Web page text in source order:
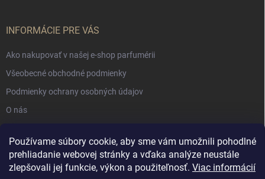
Používame súbory cookie, aby sme vám umožnili pohodlné
prehliadanie webovej stránky a vďaka analýze neustále
zlepšovali jej funkcie, výkon a použiteľnosť. Viac informácií
INFORMÁCIE PRE VÁS
Ako nakupovať v našej e-shop parfumérii
Všeobecné obchodné podmienky
Podmienky ochrany osobných údajov
O nás
NÁKUPNÝ KOŠÍK
0 ks /€0